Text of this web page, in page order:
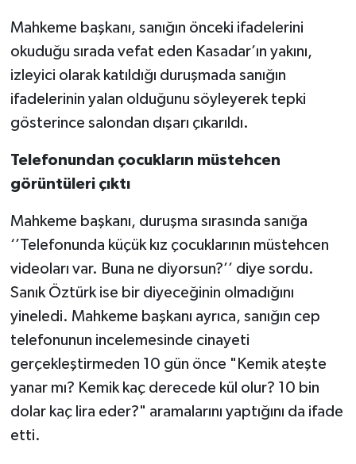
Mahkeme başkanı, sanığın önceki ifadelerini
okuduğu sırada vefat eden Kasadar’ın yakını,
izleyici olarak katıldığı duruşmada sanığın
ifadelerinin yalan olduğunu söyleyerek tepki
gösterince salondan dışarı çıkarıldı.
Telefonundan çocukların müstehcen
görüntüleri çıktı
Mahkeme başkanı, duruşma sırasında sanığa
‘’Telefonunda küçük kız çocuklarının müstehcen
videoları var. Buna ne diyorsun?’’ diye sordu.
Sanık Öztürk ise bir diyeceğinin olmadığını
yineledi. Mahkeme başkanı ayrıca, sanığın cep
telefonunun incelemesinde cinayeti
gerçekleştirmeden 10 gün önce "Kemik ateşte
yanar mı? Kemik kaç derecede kül olur? 10 bin
dolar kaç lira eder?" aramalarını yaptığını da ifade
etti.